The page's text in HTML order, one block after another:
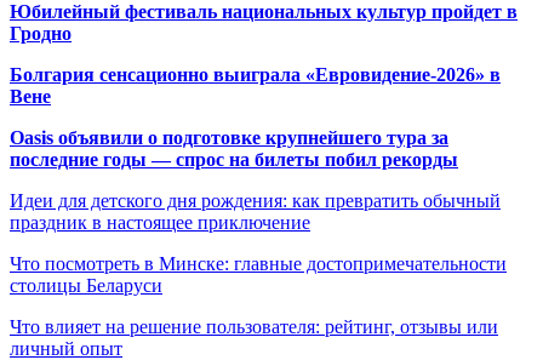
Юбилейный фестиваль национальных культур пройдет в
Гродно
Болгария сенсационно выиграла «Евровидение-2026» в
Вене
Oasis объявили о подготовке крупнейшего тура за
последние годы — спрос на билеты побил рекорды
Идеи для детского дня рождения: как превратить обычный
праздник в настоящее приключение
Что посмотреть в Минске: главные достопримечательности
столицы Беларуси
Что влияет на решение пользователя: рейтинг, отзывы или
личный опыт